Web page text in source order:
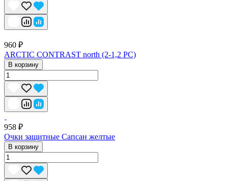
960 ₽
ARCTIC CONTRAST north (2-1,2 PC)
В корзину
958 ₽
Очки защитные Сапсан желтые
В корзину